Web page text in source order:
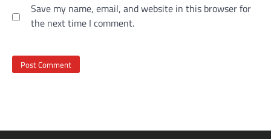
Save my name, email, and website in this browser for
the next time I comment.